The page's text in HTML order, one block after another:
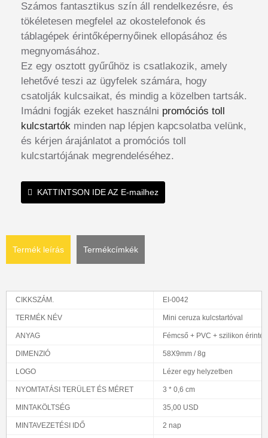
Számos fantasztikus szín áll rendelkezésre, és
tökéletesen megfelel az okostelefonok és
táblagépek érintőképernyőinek ellopásához és
megnyomásához.
Ez egy osztott gyűrűhöz is csatlakozik, amely
lehetővé teszi az ügyfelek számára, hogy
csatolják kulcsaikat, és mindig a közelben tartsák.
Imádni fogják ezeket használni promóciós toll
kulcstartók minden nap lépjen kapcsolatba velünk,
és kérjen árajánlatot a promóciós toll
kulcstartójának megrendeléséhez.
KATTINTSON IDE AZ E-mailhez
Termék leírás Termékcímkék
CIKKSZÁM. EI-0042
TERMÉK NÉV Mini ceruza kulcstartóval
ANYAG Fémcső + PVC + szilikon érintés
DIMENZIÓ 58X9mm / 8g
LOGO Lézer egy helyzetben
NYOMTATÁSI TERÜLET ÉS MÉRET 3 * 0,6 cm
MINTAKÖLTSÉG 35,00 USD
MINTAVEZETÉSI IDŐ 2 nap